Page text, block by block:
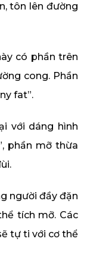
tôn lên đường
có phần trên
cong. Phần
fat”.
với dáng hình
phần mỡ thừa
người đầy đặn
tích mỡ. Các
tự ti với cơ thể